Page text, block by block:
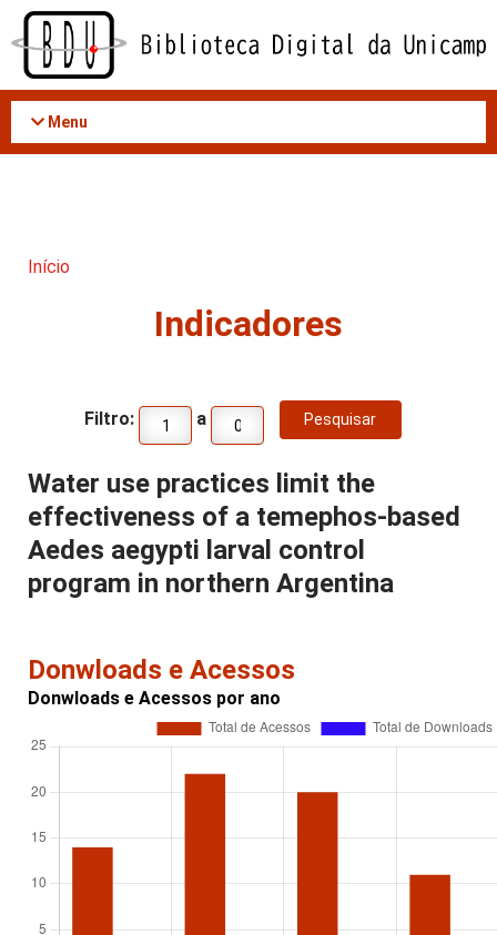
Acessar
conteúdo
Menu
Início
Indicadores
Filtro: a
Water use practices limit the
effectiveness of a temephos-based
Aedes aegypti larval control
program in northern Argentina
Donwloads e Acessos
Donwloads e Acessos por ano